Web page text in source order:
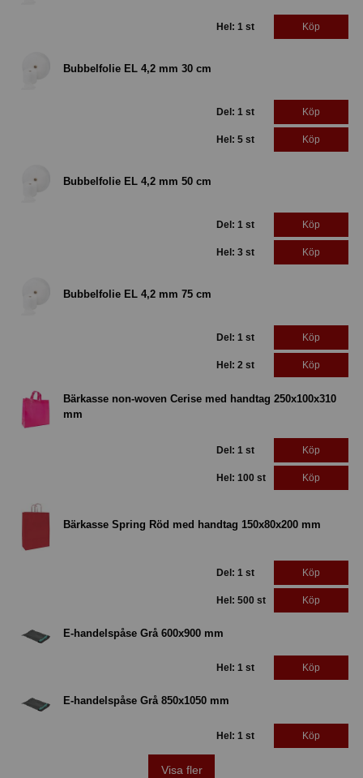
Hel: 1 st Köp
Bubbelfolie EL 4,2 mm 30 cm
Del: 1 st Köp
Hel: 5 st Köp
Bubbelfolie EL 4,2 mm 50 cm
Del: 1 st Köp
Hel: 3 st Köp
Bubbelfolie EL 4,2 mm 75 cm
Del: 1 st Köp
Hel: 2 st Köp
Bärkasse non-woven Cerise med handtag 250x100x310
mm
Del: 1 st Köp
Hel: 100 st Köp
Bärkasse Spring Röd med handtag 150x80x200 mm
Del: 1 st Köp
Hel: 500 st Köp
E-handelspåse Grå 600x900 mm
Hel: 1 st Köp
E-handelspåse Grå 850x1050 mm
Hel: 1 st Köp
Visa fler